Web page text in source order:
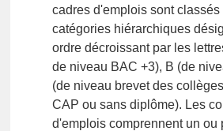
cadres d'emplois sont classés
catégories hiérarchiques
ordre décroissant par les
de niveau BAC +3), B (de
(de niveau brevet des
CAP ou sans diplôme). Les
d'emplois comprennent un ou